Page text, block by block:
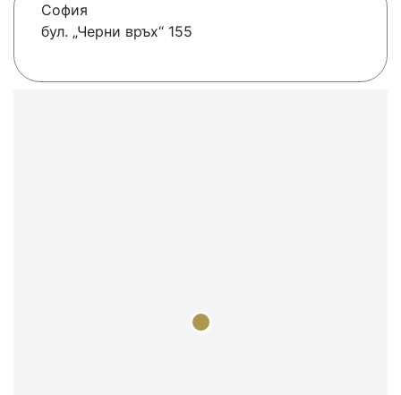
София
бул. „Черни връх“ 155